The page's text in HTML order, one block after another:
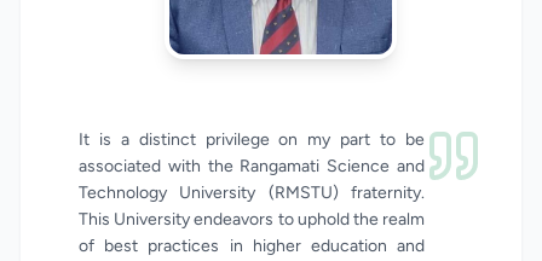
It is a distinct privilege on my part to be
associated with the Rangamati Science and
Technology University (RMSTU) fraternity.
This University endeavors to uphold the realm
of best practices in higher education and